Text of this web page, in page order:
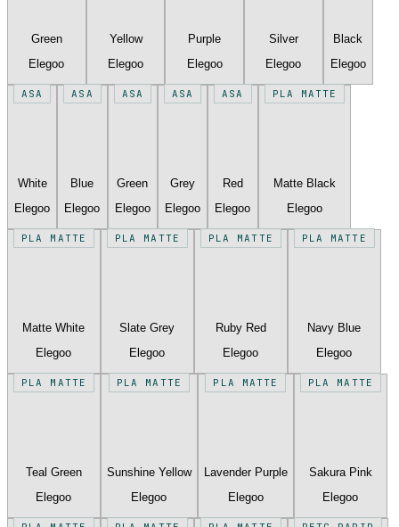
Green
Elegoo
Yellow
Elegoo
Purple
Elegoo
Silver
Elegoo
Black
Elegoo
ASA
White
Elegoo
ASA
Blue
Elegoo
ASA
Green
Elegoo
ASA
Grey
Elegoo
ASA
Red
Elegoo
PLA MATTE
Matte Black
Elegoo
PLA MATTE
Matte White
Elegoo
PLA MATTE
Slate Grey
Elegoo
PLA MATTE
Ruby Red
Elegoo
PLA MATTE
Navy Blue
Elegoo
PLA MATTE
Teal Green
Elegoo
PLA MATTE
Sunshine Yellow
Elegoo
PLA MATTE
Lavender Purple
Elegoo
PLA MATTE
Sakura Pink
Elegoo